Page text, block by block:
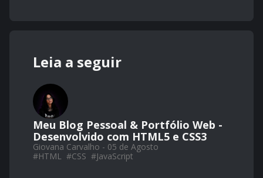
Leia a seguir
Meu Blog Pessoal & Portfólio Web -
Desenvolvido com HTML5 e CSS3
Giovana Carvalho - 05 de Agosto
#HTML #CSS #JavaScript